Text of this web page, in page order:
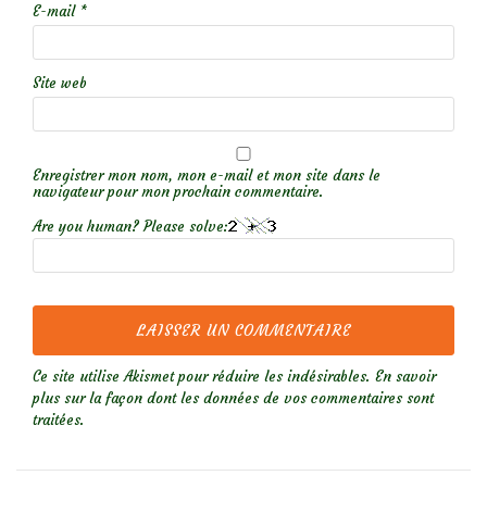
E-mail *
Site web
Enregistrer mon nom, mon e-mail et mon site dans le
navigateur pour mon prochain commentaire.
Are you human? Please solve:
Ce site utilise Akismet pour réduire les indésirables. En savoir
plus sur la façon dont les données de vos commentaires sont
traitées.